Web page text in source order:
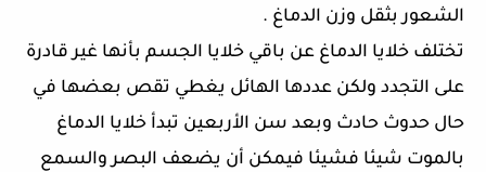
الشعور بثقل وزن الدماغ .
تختلف خلايا الدماغ عن باقي خلايا الجسم بأنها غير قادرة
على التجدد ولكن عددها الهائل يغطي تقص بعضها في
حال حدوث حادث وبعد سن الأربعين تبدأ خلايا الدماغ
بالموت شيئا فشيئا فيمكن أن يضعف البصر والسمع